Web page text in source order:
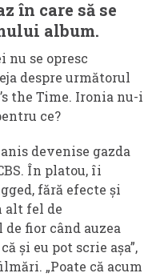
în care să se
album.
nu se opresc
despre următorul
the Time. Ironia nu-i
ce?
devenise gazda
În platou, îi
fără efecte și
alt fel de
fior când auzea
și eu pot scrie așa”,
„Poate că acum